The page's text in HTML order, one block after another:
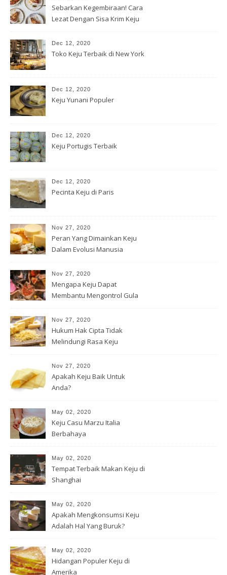
Sebarkan Kegembiraan! Cara
Lezat Dengan Sisa Krim Keju
Dec 12, 2020
Toko Keju Terbaik di New York
Dec 12, 2020
Keju Yunani Populer
Dec 12, 2020
Keju Portugis Terbaik
Dec 12, 2020
Pecinta Keju di Paris
Nov 27, 2020
Peran Yang Dimainkan Keju
Dalam Evolusi Manusia
Nov 27, 2020
Mengapa Keju Dapat
Membantu Mengontrol Gula
Nov 27, 2020
Hukum Hak Cipta Tidak
Melindungi Rasa Keju
Nov 27, 2020
Apakah Keju Baik Untuk
Anda?
May 02, 2020
Keju Casu Marzu Italia
Berbahaya
May 02, 2020
Tempat Terbaik Makan Keju di
Shanghai
May 02, 2020
Apakah Mengkonsumsi Keju
Adalah Hal Yang Buruk?
May 02, 2020
Hidangan Populer Keju di
Amerika